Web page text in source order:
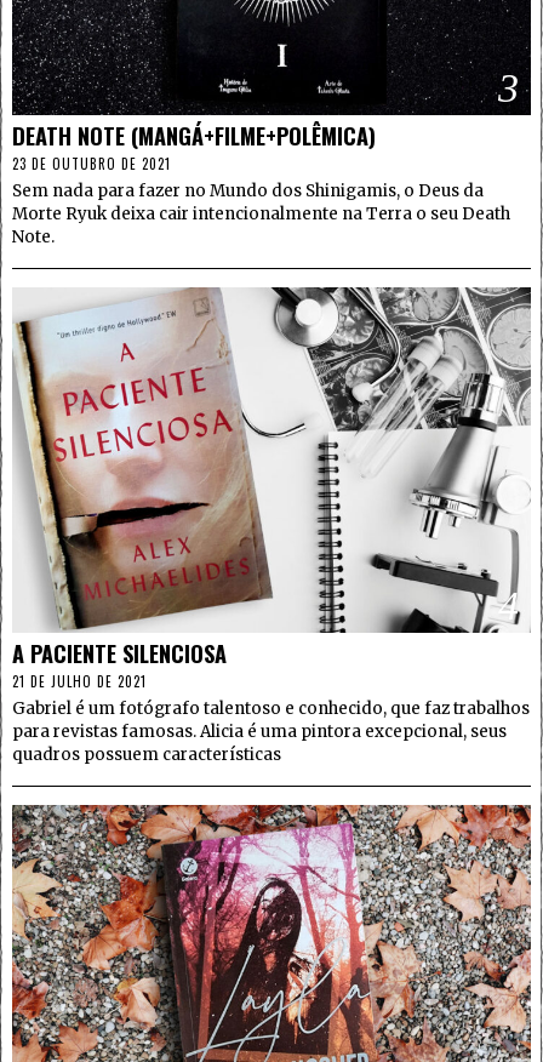
3
DEATH NOTE (MANGÁ+FILME+POLÊMICA)
23 DE OUTUBRO DE 2021
Sem nada para fazer no Mundo dos Shinigamis, o Deus da
Morte Ryuk deixa cair intencionalmente na Terra o seu Death
Note.
4
A PACIENTE SILENCIOSA
21 DE JULHO DE 2021
Gabriel é um fotógrafo talentoso e conhecido, que faz trabalhos
para revistas famosas. Alicia é uma pintora excepcional, seus
quadros possuem características